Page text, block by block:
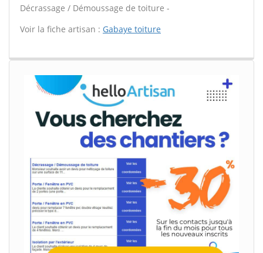
Décrassage / Démoussage de toiture -
Voir la fiche artisan : Gabaye toiture